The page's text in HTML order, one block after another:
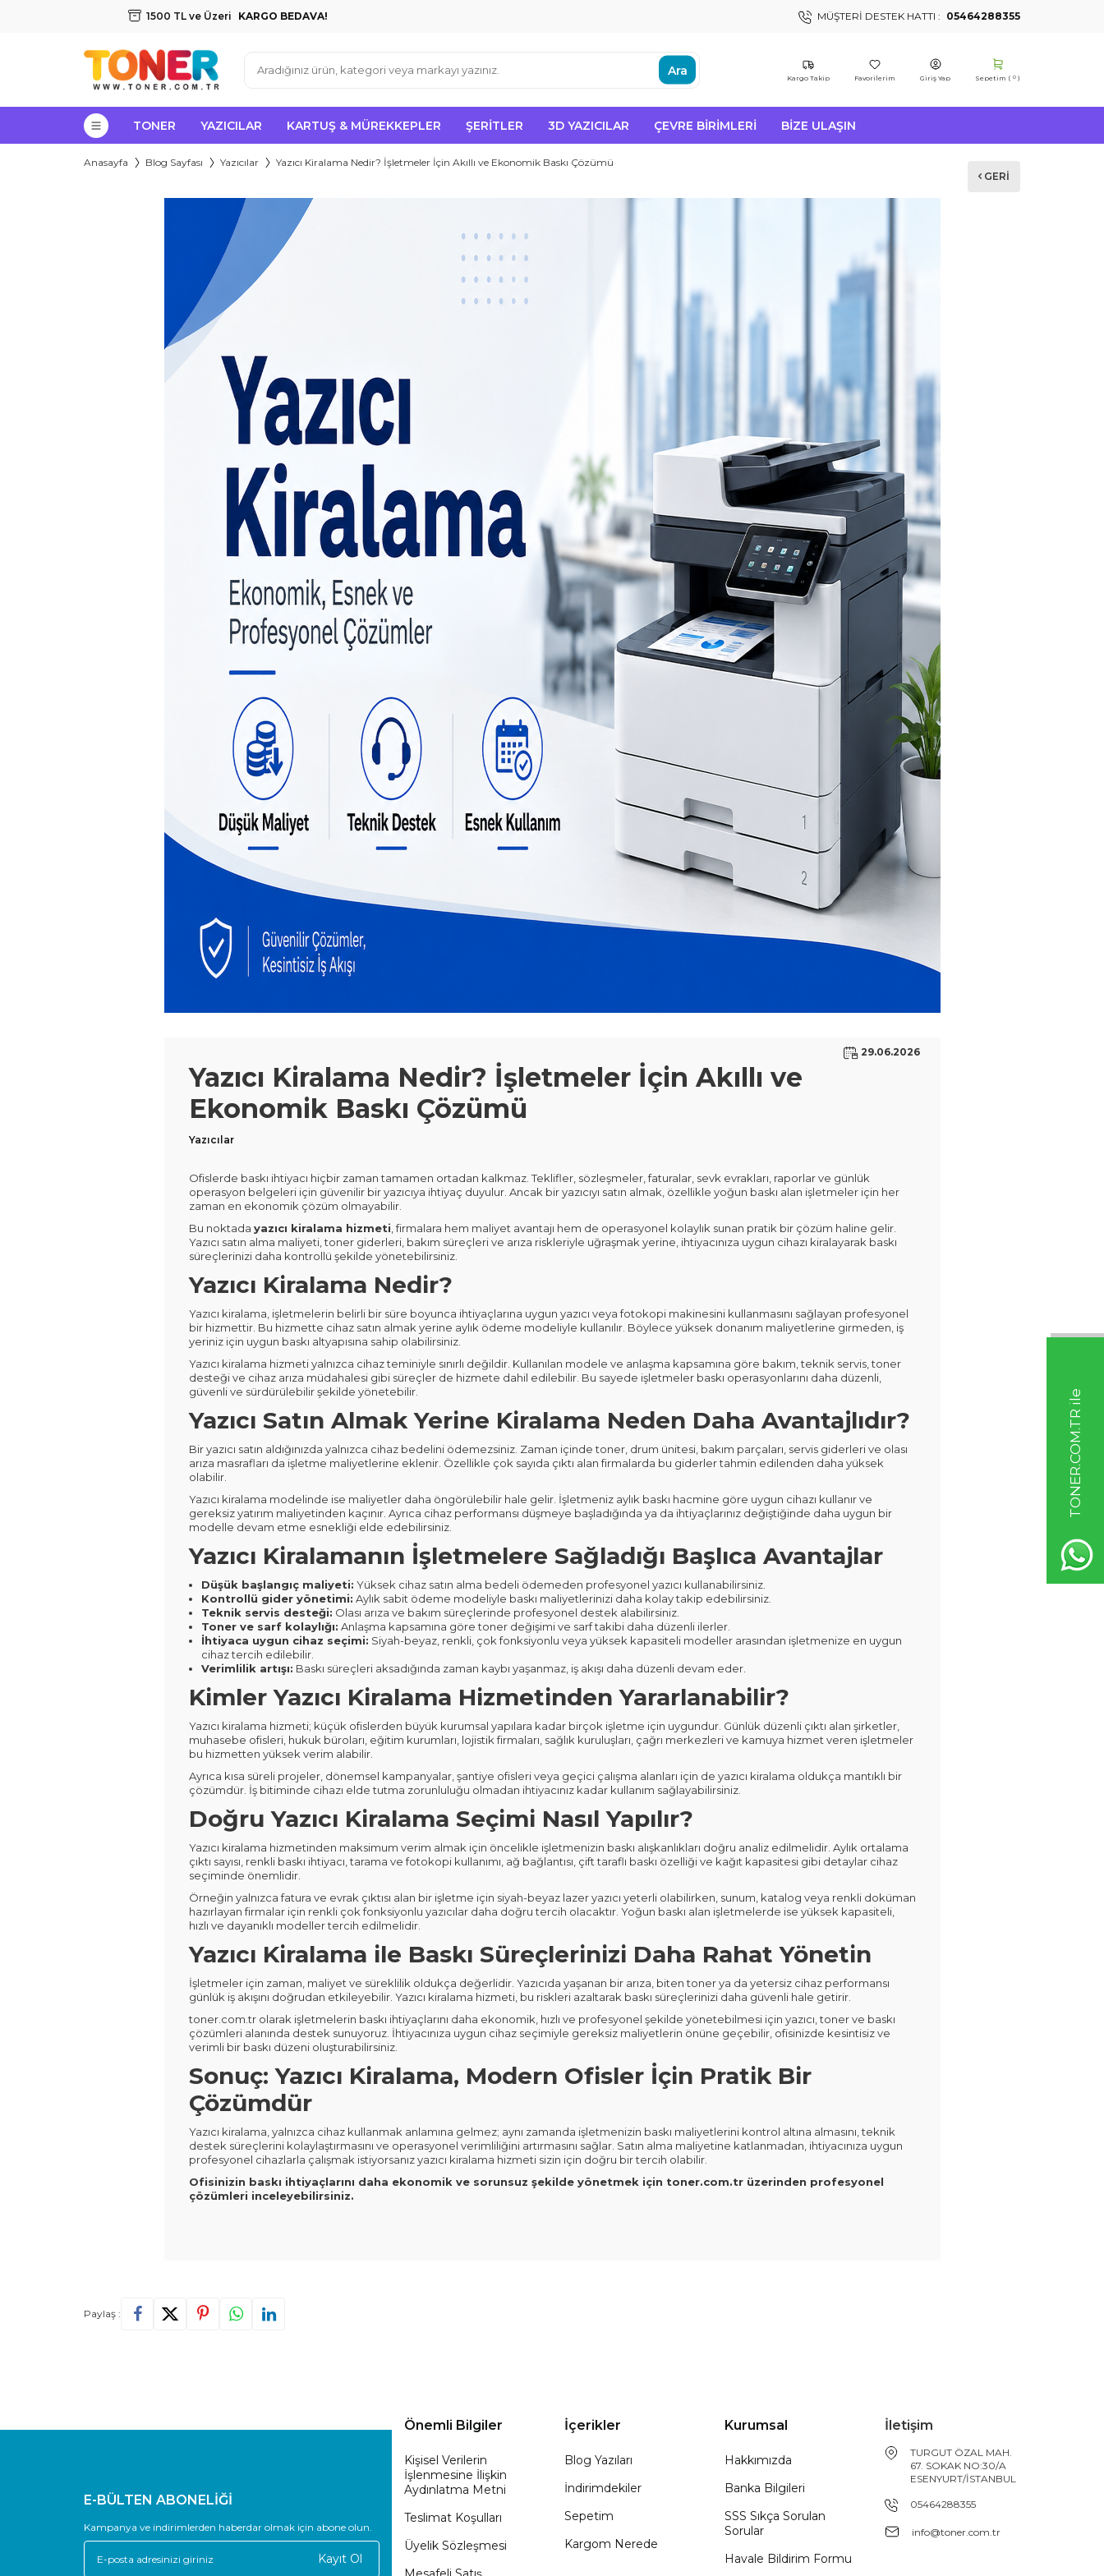
T
O
N
E
R
.
C
O
M.
T
R
i
l
e
i
l
e
t
i
ş
i
m
e
g
e
ç
t
i
ğ
i
n
i
z
i
i
t
e
ş
e
k
k
ü
r
l
e
r
!
S
i
z
e
n
a
s
ı
y
a
r
d
ı
m
c
ı
o
l
a
b
i
l
i
r
i
z
1500 TL ve Üzeri KARGO BEDAVA! MÜŞTERI DESTEK HATTI : 05464288355
Ara
Kargo Takip Favorilerim Giriş Yap Sepetim ( 0 )
TONER YAZICILAR KARTUŞ & MÜREKKEPLER ŞERITLER 3D YAZICILAR ÇEVRE BIRIMLERI BIZE ULAŞIN
Anasayfa Blog Sayfası Yazıcılar
Yazıcı Kiralama Nedir? İşletmeler İçin Akıllı ve Ekonomik Baskı Çözümü
GERI
29.06.2026
Yazıcı Kiralama Nedir? İşletmeler İçin Akıllı ve
Ekonomik Baskı Çözümü
Yazıcılar
Ofislerde baskı ihtiyacı hiçbir zaman tamamen ortadan kalkmaz. Teklifler, sözleşmeler, faturalar, sevk evrakları, raporlar ve günlük
operasyon belgeleri için güvenilir bir yazıcıya ihtiyaç duyulur. Ancak bir yazıcıyı satın almak, özellikle yoğun baskı alan işletmeler için her
zaman en ekonomik çözüm olmayabilir.
Bu noktada yazıcı kiralama hizmeti , firmalara hem maliyet avantajı hem de operasyonel kolaylık sunan pratik bir çözüm haline gelir.
Yazıcı satın alma maliyeti, toner giderleri, bakım süreçleri ve arıza riskleriyle uğraşmak yerine, ihtiyacınıza uygun cihazı kiralayarak baskı
süreçlerinizi daha kontrollü şekilde yönetebilirsiniz.
Yazıcı Kiralama Nedir?
Yazıcı kiralama, işletmelerin belirli bir süre boyunca ihtiyaçlarına uygun yazıcı veya fotokopi makinesini kullanmasını sağlayan profesyonel
bir hizmettir. Bu hizmette cihaz satın almak yerine aylık ödeme modeliyle kullanılır. Böylece yüksek donanım maliyetlerine girmeden, iş
yeriniz için uygun baskı altyapısına sahip olabilirsiniz.
Yazıcı kiralama hizmeti yalnızca cihaz teminiyle sınırlı değildir. Kullanılan modele ve anlaşma kapsamına göre bakım, teknik servis, toner
desteği ve cihaz arıza müdahalesi gibi süreçler de hizmete dahil edilebilir. Bu sayede işletmeler baskı operasyonlarını daha düzenli,
güvenli ve sürdürülebilir şekilde yönetebilir.
Yazıcı Satın Almak Yerine Kiralama Neden Daha Avantajlıdır?
Bir yazıcı satın aldığınızda yalnızca cihaz bedelini ödemezsiniz. Zaman içinde toner, drum ünitesi, bakım parçaları, servis giderleri ve olası
arıza masrafları da işletme maliyetlerine eklenir. Özellikle çok sayıda çıktı alan firmalarda bu giderler tahmin edilenden daha yüksek
olabilir.
Yazıcı kiralama modelinde ise maliyetler daha öngörülebilir hale gelir. İşletmeniz aylık baskı hacmine göre uygun cihazı kullanır ve
gereksiz yatırım maliyetinden kaçınır. Ayrıca cihaz performansı düşmeye başladığında ya da ihtiyaçlarınız değiştiğinde daha uygun bir
modelle devam etme esnekliği elde edebilirsiniz.
Yazıcı Kiralamanın İşletmelere Sağladığı Başlıca Avantajlar
Düşük başlangıç maliyeti: Yüksek cihaz satın alma bedeli ödemeden profesyonel yazıcı kullanabilirsiniz.
Kontrollü gider yönetimi: Aylık sabit ödeme modeliyle baskı maliyetlerinizi daha kolay takip edebilirsiniz.
Teknik servis desteği: Olası arıza ve bakım süreçlerinde profesyonel destek alabilirsiniz.
Toner ve sarf kolaylığı: Anlaşma kapsamına göre toner değişimi ve sarf takibi daha düzenli ilerler.
İhtiyaca uygun cihaz seçimi: Siyah-beyaz, renkli, çok fonksiyonlu veya yüksek kapasiteli modeller arasından işletmenize en uygun
cihaz tercih edilebilir.
Verimlilik artışı: Baskı süreçleri aksadığında zaman kaybı yaşanmaz, iş akışı daha düzenli devam eder.
Kimler Yazıcı Kiralama Hizmetinden Yararlanabilir?
Yazıcı kiralama hizmeti; küçük ofislerden büyük kurumsal yapılara kadar birçok işletme için uygundur. Günlük düzenli çıktı alan şirketler,
muhasebe ofisleri, hukuk büroları, eğitim kurumları, lojistik firmaları, sağlık kuruluşları, çağrı merkezleri ve kamuya hizmet veren işletmeler
bu hizmetten yüksek verim alabilir.
Ayrıca kısa süreli projeler, dönemsel kampanyalar, şantiye ofisleri veya geçici çalışma alanları için de yazıcı kiralama oldukça mantıklı bir
çözümdür. İş bitiminde cihazı elde tutma zorunluluğu olmadan ihtiyacınız kadar kullanım sağlayabilirsiniz.
Doğru Yazıcı Kiralama Seçimi Nasıl Yapılır?
Yazıcı kiralama hizmetinden maksimum verim almak için öncelikle işletmenizin baskı alışkanlıkları doğru analiz edilmelidir. Aylık ortalama
çıktı sayısı, renkli baskı ihtiyacı, tarama ve fotokopi kullanımı, ağ bağlantısı, çift taraflı baskı özelliği ve kağıt kapasitesi gibi detaylar cihaz
seçiminde önemlidir.
Örneğin yalnızca fatura ve evrak çıktısı alan bir işletme için siyah-beyaz lazer yazıcı yeterli olabilirken, sunum, katalog veya renkli doküman
hazırlayan firmalar için renkli çok fonksiyonlu yazıcılar daha doğru tercih olacaktır. Yoğun baskı alan işletmelerde ise yüksek kapasiteli,
hızlı ve dayanıklı modeller tercih edilmelidir.
Yazıcı Kiralama ile Baskı Süreçlerinizi Daha Rahat Yönetin
İşletmeler için zaman, maliyet ve süreklilik oldukça değerlidir. Yazıcıda yaşanan bir arıza, biten toner ya da yetersiz cihaz performansı
günlük iş akışını doğrudan etkileyebilir. Yazıcı kiralama hizmeti, bu riskleri azaltarak baskı süreçlerinizi daha güvenli hale getirir.
toner.com.tr olarak işletmelerin baskı ihtiyaçlarını daha ekonomik, hızlı ve profesyonel şekilde yönetebilmesi için yazıcı, toner ve baskı
çözümleri alanında destek sunuyoruz. İhtiyacınıza uygun cihaz seçimiyle gereksiz maliyetlerin önüne geçebilir, ofisinizde kesintisiz ve
verimli bir baskı düzeni oluşturabilirsiniz.
Sonuç: Yazıcı Kiralama, Modern Ofisler İçin Pratik Bir
Çözümdür
Yazıcı kiralama, yalnızca cihaz kullanmak anlamına gelmez; aynı zamanda işletmenizin baskı maliyetlerini kontrol altına almasını, teknik
destek süreçlerini kolaylaştırmasını ve operasyonel verimliliğini artırmasını sağlar. Satın alma maliyetine katlanmadan, ihtiyacınıza uygun
profesyonel cihazlarla çalışmak istiyorsanız yazıcı kiralama hizmeti sizin için doğru bir tercih olabilir.
Ofisinizin baskı ihtiyaçlarını daha ekonomik ve sorunsuz şekilde yönetmek için toner.com.tr üzerinden profesyonel
çözümleri inceleyebilirsiniz.
Paylaş :
E-BÜLTEN ABONELİĞİ
Kampanya ve indirimlerden haberdar olmak için abone olun.
Kayıt Ol
Önemli Bilgiler
Kişisel Verilerin
İşlenmesine İlişkin
Aydınlatma Metni
Teslimat Koşulları
Üyelik Sözleşmesi
İçerikler
Blog Yazıları
İndirimdekiler
Sepetim
Kargom Nerede
Kurumsal
Hakkımızda
Banka Bilgileri
SSS Sıkça Sorulan
Sorular
Havale Bildirim Formu
İletişim
TURGUT ÖZAL MAH.
67. SOKAK NO:30/A
ESENYURT/İSTANBUL
05464288355
info@toner.com.tr